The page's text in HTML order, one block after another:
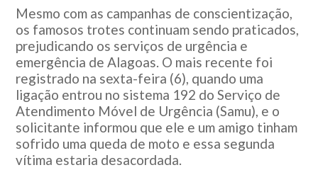
Mesmo com as campanhas de conscientização,
os famosos trotes continuam sendo praticados,
prejudicando os serviços de urgência e
emergência de Alagoas. O mais recente foi
registrado na sexta-feira (6), quando uma
ligação entrou no sistema 192 do Serviço de
Atendimento Móvel de Urgência (Samu), e o
solicitante informou que ele e um amigo tinham
sofrido uma queda de moto e essa segunda
vítima estaria desacordada.